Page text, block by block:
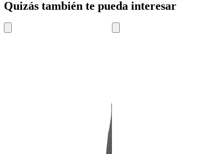
Quizás también te pueda interesar